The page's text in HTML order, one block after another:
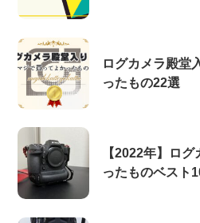
ログカメラ殿堂
ったもの22選
【2022年】ロ
ったものベスト